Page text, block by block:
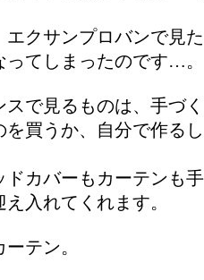
エクサンプロバンで見
ってしまったのです…。
で見るものは、手づ
を買うか、自分で作る
カバーもカーテンも
入れてくれます。
テン。